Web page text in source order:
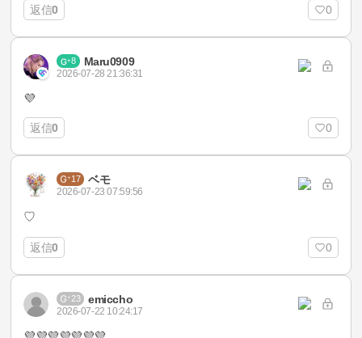
返信0 0
8 Maru0909
2026-07-28 21:36:31
💜
返信0 0
17 ベモ
2026-07-23 07:59:56
♡
返信0 0
23 emiccho
2026-07-22 10:24:17